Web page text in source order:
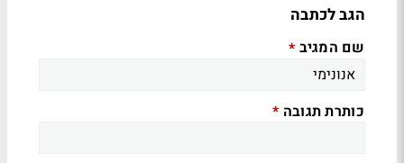
הגב לכתבה
שם המגיב *
כותרת תגובה *